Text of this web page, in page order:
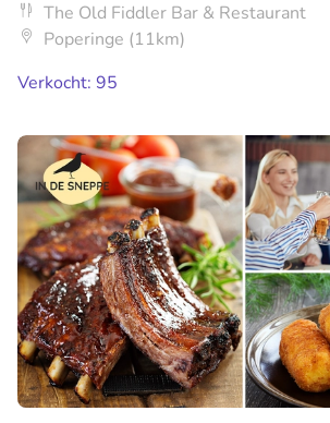
The Old Fiddler Bar & Restaurant
Poperinge (11km)
Verkocht: 95